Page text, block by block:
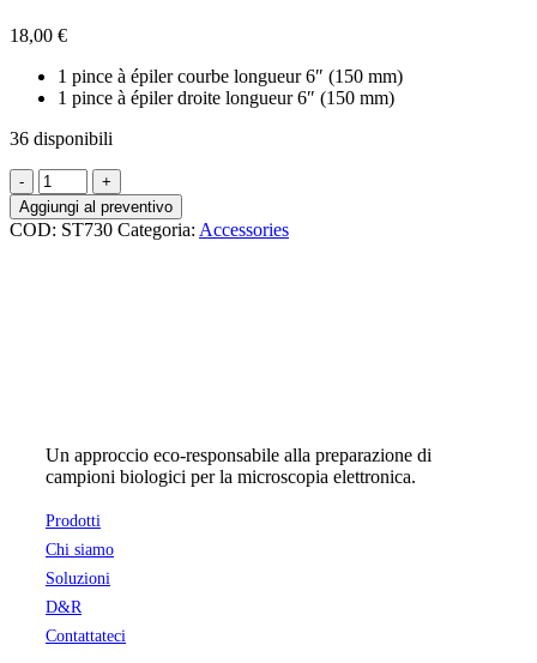
18,00 €
1 pince à épiler courbe longueur 6″ (150 mm)
1 pince à épiler droite longueur 6″ (150 mm)
36 disponibili
2
tweezers
insulating epoxy
coated
Aggiungi al preventivo
COD: ST730 Categoria: Accessories
Un approccio eco-responsabile alla preparazione di
campioni biologici per la microscopia elettronica.
Prodotti
Chi siamo
Soluzioni
D&R
Contattateci